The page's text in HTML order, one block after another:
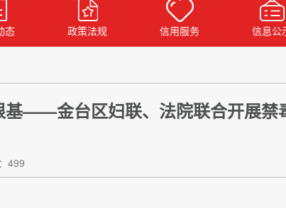
态 政策法规 信用服务 信息公
基——金台区妇联、法院联合开展禁
499